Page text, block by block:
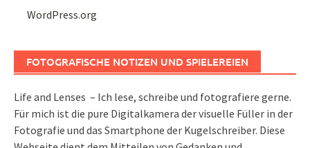
WordPress.org
FOTOGRAFISCHE NOTIZEN UND SPIELEREIEN
Life and Lenses – Ich lese, schreibe und fotografiere gerne.
Für mich ist die pure Digitalkamera der visuelle Füller in der
Fotografie und das Smartphone der Kugelschreiber. Diese